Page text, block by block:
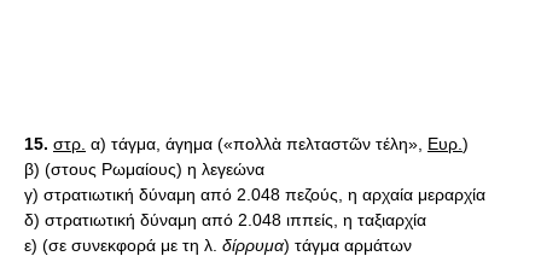
15. στρ. α) τάγμα, άγημα («πολλὰ πελταστῶν τέλη», Ευρ. )
β) (στους Ρωμαίους) η λεγεώνα
γ) στρατιωτική δύναμη από 2.048 πεζούς, η αρχαία μεραρχία
δ) στρατιωτική δύναμη από 2.048 ιππείς, η ταξιαρχία
ε) (σε συνεκφορά με τη λ. δίρρυμα) τάγμα αρμάτων